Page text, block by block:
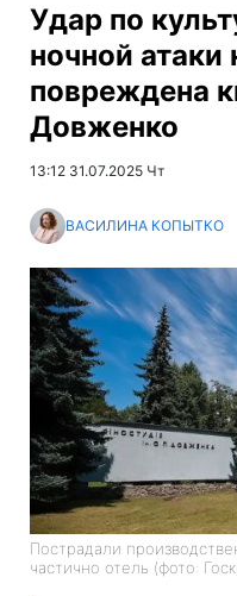
Удар по
ночной атаки
повреждена
Довженко
13:12 31.07.2025 Чт
ВАСИЛИНА КОПЫТКО
Пострадали
частично отель (фото: